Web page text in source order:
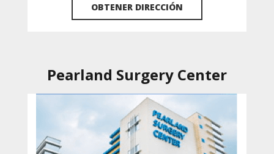
OBTENER DIRECCIÓN
Pearland Surgery Center